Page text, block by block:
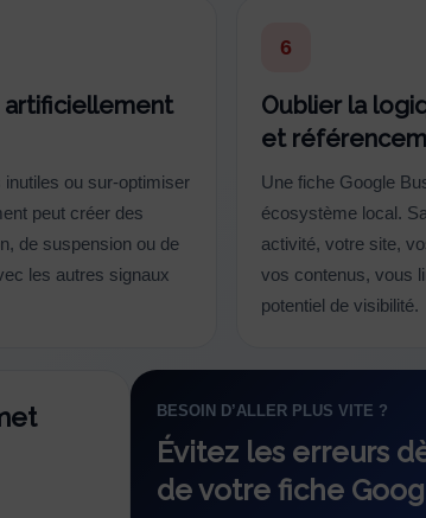
artificiellement
ou sur-optimiser
peut créer des
de suspension ou de
les autres signaux
6
Oublier la
et
Une fiche Google
écosystème local.
activité, votre site,
vos contenus, vous
potentiel de visibilité.
BESOIN D’ALLER PLUS VITE ?
Évitez les erreurs
de votre fiche